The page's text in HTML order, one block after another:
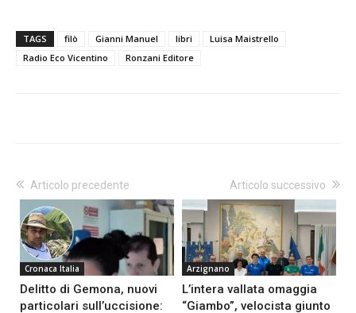
TAGS filò Gianni Manuel libri
Luisa Maistrello
Radio Eco Vicentino
Ronzani Editore
Articolo precedente
Cronaca Italia
Delitto di Gemona, nuovi
particolari sull’uccisione:
Articolo successivo
Arzignano
L’intera vallata omaggia
“Giambo”, velocista giunto